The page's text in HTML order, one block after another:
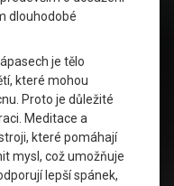
dlouhodobé
je tělo
které mohou
Proto je důležité
Meditace a
které pomáhají
mysl, což umožňuje
lepší spánek,